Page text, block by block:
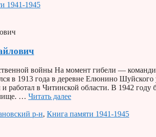
1941-1945
войны На момент гибели —
в 1913 года в деревне Елюнино
работал в Читинской области. В 1942
… Читать далее
р-н, Книга памяти 1941-1945